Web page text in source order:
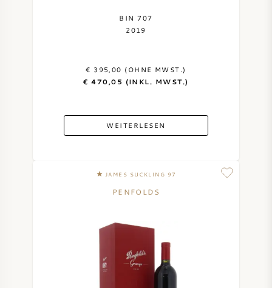
BIN 707
2019
€ 395,00 (OHNE MWST.)
€ 470,05 (INKL. MWST.)
WEITERLESEN
JAMES SUCKLING 97
PENFOLDS